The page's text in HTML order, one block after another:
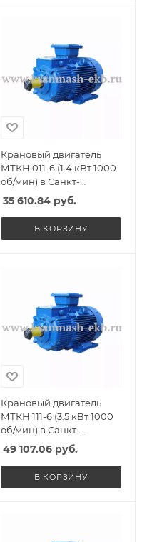
Крановый двигатель
МТКН 011-6 (1.4 кВт 1000
об/мин) в Санкт-
Петербурге, Спб
35 610.84руб.
В КОРЗИНУ
Крановый двигатель
МТКН 111-6 (3.5 кВт 1000
об/мин) в Санкт-
Петербурге, Спб
49 107.06руб.
В КОРЗИНУ